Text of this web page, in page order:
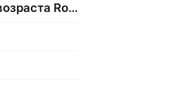
Подтверждение возраста Roblox